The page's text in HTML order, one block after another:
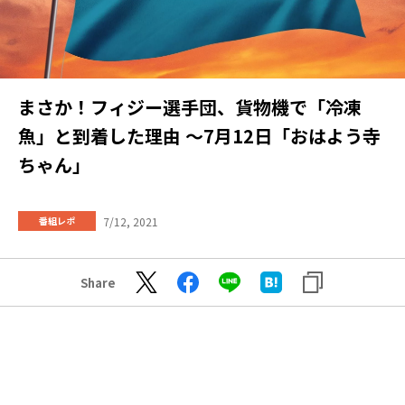
まさか！フィジー選手団、貨物機で「冷凍
魚」と到着した理由 ～7月12日「おはよう寺
ちゃん」
番組レポ 7/12, 2021
Share